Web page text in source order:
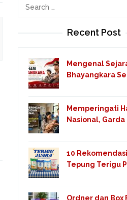
Search
Recent Post
Mengenal
Bhayangkara
Memperingati
Nasional, Garda
10
Tepung Terigu
Ordner dan Box